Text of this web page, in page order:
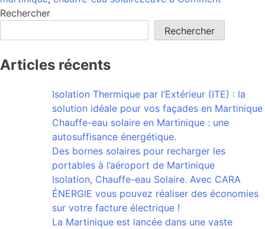
Rechercher
Rechercher
Articles récents
Isolation Thermique par l’Extérieur (ITE) : la
solution idéale pour vos façades en Martinique
Chauffe-eau solaire en Martinique : une
autosuffisance énergétique.
Des bornes solaires pour recharger les
portables à l’aéroport de Martinique
Isolation, Chauffe-eau Solaire. Avec CARA
ÉNERGIE vous pouvez réaliser des économies
sur votre facture électrique !
La Martinique est lancée dans une vaste